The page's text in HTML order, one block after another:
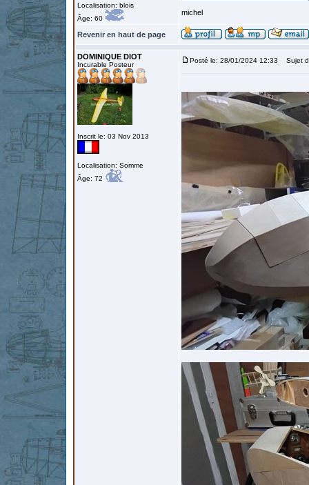
Localisation: blois
Âge: 60
michel
Revenir en haut de page
DOMINIQUE DIOT
Incurable Posteur
Inscrit le: 03 Nov 2013
Localisation: Somme
Âge: 72
Posté le: 28/01/2024 12:33 Sujet